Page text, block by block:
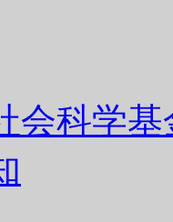
会科学